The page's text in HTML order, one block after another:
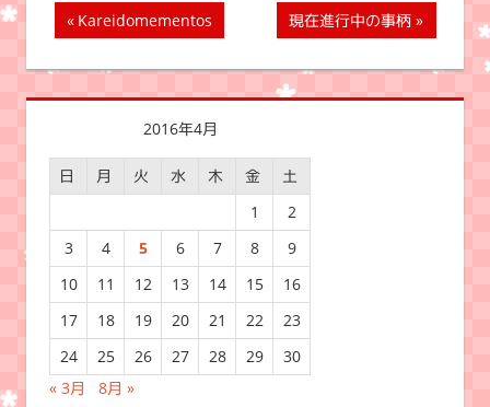
投
稿
ナ
ビ
ゲ
ー
シ
ョ
ン
前
の
記
事:
Kareidomementos
次
の
記
事:
現在進行中の事柄
2016年4月
日 月 火 水 木 金
土
1
2
3
4 5 6 7 8
9
10
11 12 13 14 15
16
17
18 19 20 21 22
23
24
25 26 27 28 29
30
« 3月
8月 »